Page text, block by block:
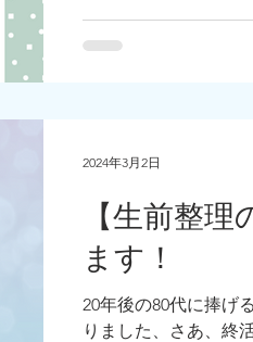
【生前整
ます！
20年後の80代に捧げ
りました、さあ、終
2024年3月2日